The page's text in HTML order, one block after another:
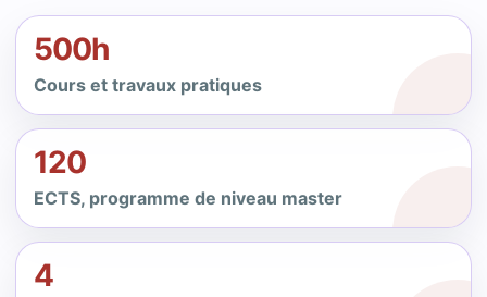
500h
Cours et travaux pratiques
120
ECTS, programme de niveau master
4